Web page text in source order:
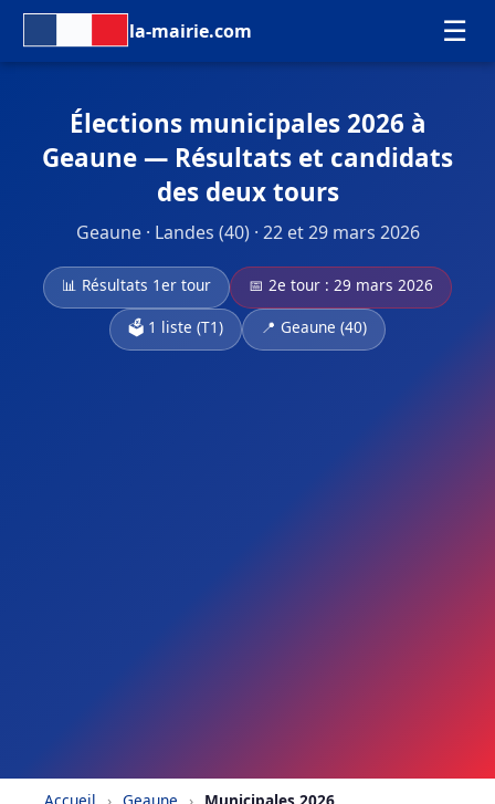
la-mairie.com ☰
Élections municipales 2026 à
Geaune — Résultats et candidats
des deux tours
Geaune · Landes (40) · 22 et 29 mars 2026
📊 Résultats 1er tour
📅 2e tour : 29 mars 2026
🗳️ 1 liste (T1)
📍 Geaune (40)